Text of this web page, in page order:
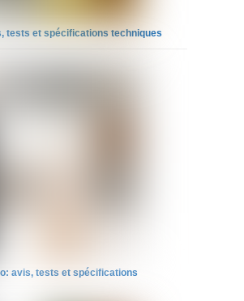
tests et spécifications techniques
avis, tests et spécifications